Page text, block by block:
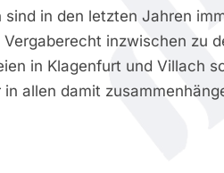
in den letzten Jahren
inzwischen zu
in Klagenfurt und Villach
allen damit